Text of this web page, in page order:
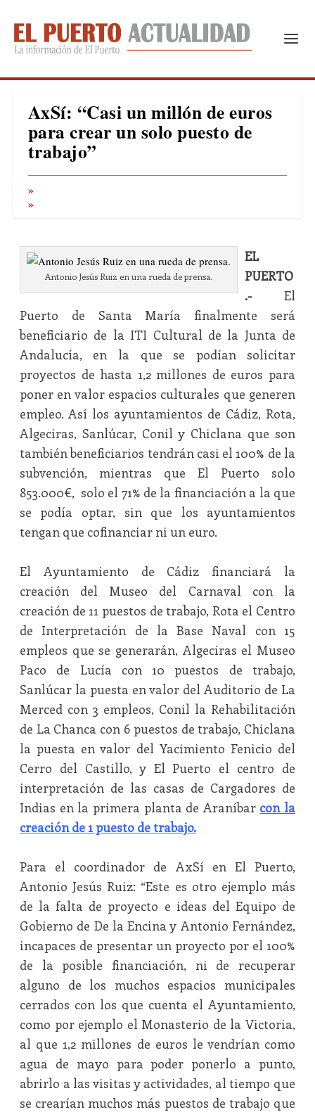
AxSí: “Casi un millón de euros
para crear un solo puesto de
trabajo”
Antonio Jesús Ruiz en una rueda de prensa.
EL
PUERTO
.-El
Puerto de Santa María finalmente será
beneficiario de la ITI Cultural de la Junta de
Andalucía, en la que se podían solicitar
proyectos de hasta 1,2 millones de euros para
poner en valor espacios culturales que generen
empleo. Así los ayuntamientos de Cádiz, Rota,
Algeciras, Sanlúcar, Conil y Chiclana que son
también beneficiarios tendrán casi el 100% de la
subvención, mientras que El Puerto solo
853.000€, solo el 71% de la financiación a la que
se podía optar, sin que los ayuntamientos
tengan que cofinanciar ni un euro.
El Ayuntamiento de Cádiz financiará la
creación del Museo del Carnaval con la
creación de 11 puestos de trabajo, Rota el Centro
de Interpretación de la Base Naval con 15
empleos que se generarán, Algeciras el Museo
Paco de Lucía con 10 puestos de trabajo,
Sanlúcar la puesta en valor del Auditorio de La
Merced con 3 empleos, Conil la Rehabilitación
de La Chanca con 6 puestos de trabajo, Chiclana
la puesta en valor del Yacimiento Fenicio del
Cerro del Castillo, y El Puerto el centro de
interpretación de las casas de Cargadores de
Indias en la primera planta de Araníbar con la
creación de 1 puesto de trabajo.
Para el coordinador de AxSí en El Puerto,
Antonio Jesús Ruiz: “Este es otro ejemplo más
de la falta de proyecto e ideas del Equipo de
Gobierno de De la Encina y Antonio Fernández,
incapaces de presentar un proyecto por el 100%
de la posible financiación, ni de recuperar
alguno de los muchos espacios municipales
cerrados con los que cuenta el Ayuntamiento,
como por ejemplo el Monasterio de la Victoria,
al que 1,2 millones de euros le vendrían como
agua de mayo para poder ponerlo a punto,
abrirlo a las visitas y actividades, al tiempo que
se crearían muchos más puestos de trabajo que